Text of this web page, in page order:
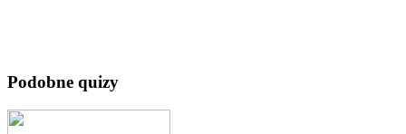
Podobne quizy